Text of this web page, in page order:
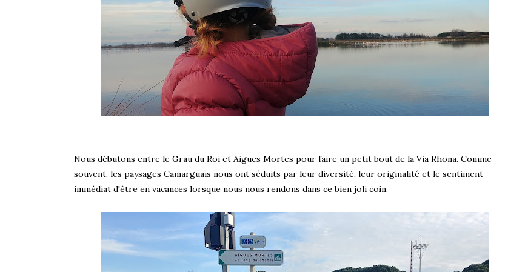
Nous débutons entre le Grau du Roi et Aigues Mortes pour faire un petit bout de la Via Rhona. Comme
souvent, les paysages Camarguais nous ont séduits par leur diversité, leur originalité et le sentiment
immédiat d'être en vacances lorsque nous nous rendons dans ce bien joli coin.